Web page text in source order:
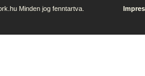
Minden jog fenntartva.